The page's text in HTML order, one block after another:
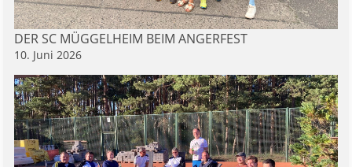
DER SC MÜGGELHEIM BEIM ANGERFEST
10. Juni 2026